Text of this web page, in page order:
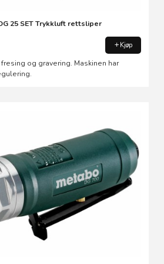
25 SET Trykkluft rettsliper
Kjøp
og gravering. Maskinen har